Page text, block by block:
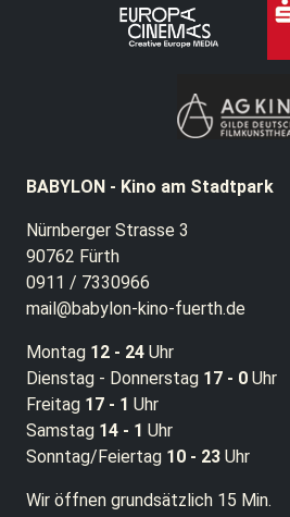
BABYLON - Kino am Stadtpark
Nürnberger Strasse 3
90762 Fürth
0911 / 7330966
mail@babylon-kino-fuerth.de
Montag 12 - 24 Uhr
Dienstag - Donnerstag 17 - 0 Uhr
Freitag 17 - 1 Uhr
Samstag 14 - 1 Uhr
Sonntag/Feiertag 10 - 23 Uhr
Wir öffnen grundsätzlich 15 Min.